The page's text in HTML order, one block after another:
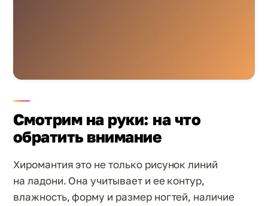
Смотрим на руки: на что
обратить внимание
Хиромантия это не только рисунок линий
на ладони. Она учитывает и ее контур,
влажность, форму и размер ногтей, наличие